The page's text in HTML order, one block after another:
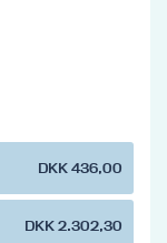
DKK 436,00
DKK 2.302,30